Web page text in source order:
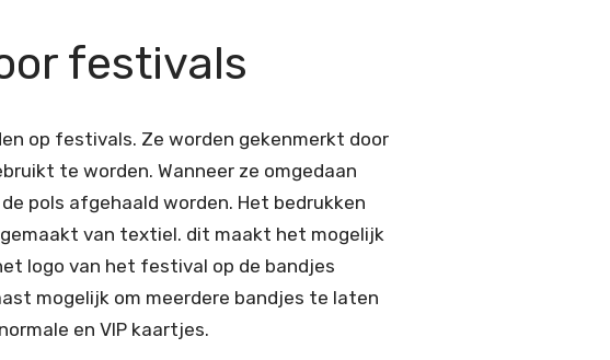
festivals
op festivals. Ze worden gekenmerkt door
te worden. Wanneer ze omgedaan
pols afgehaald worden. Het bedrukken
van textiel. dit maakt het mogelijk
logo van het festival op de bandjes
mogelijk om meerdere bandjes te laten
en VIP kaartjes.